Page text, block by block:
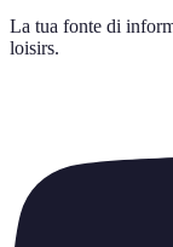
La tua fonte di
loisirs.